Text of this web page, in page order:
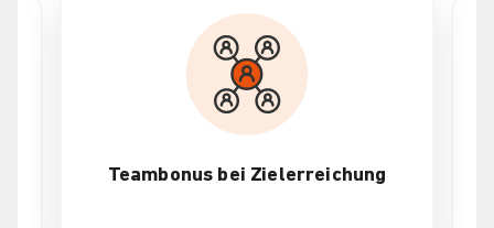
Teambonus bei Zielerreichung